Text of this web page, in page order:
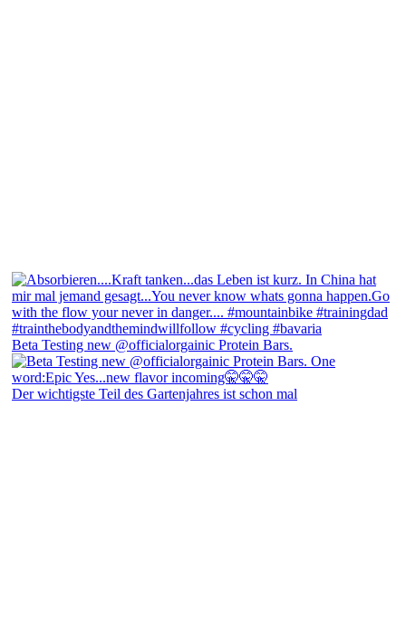
Beta Testing new @officialorgainic Protein Bars.
Der wichtigste Teil des Gartenjahres ist schon mal